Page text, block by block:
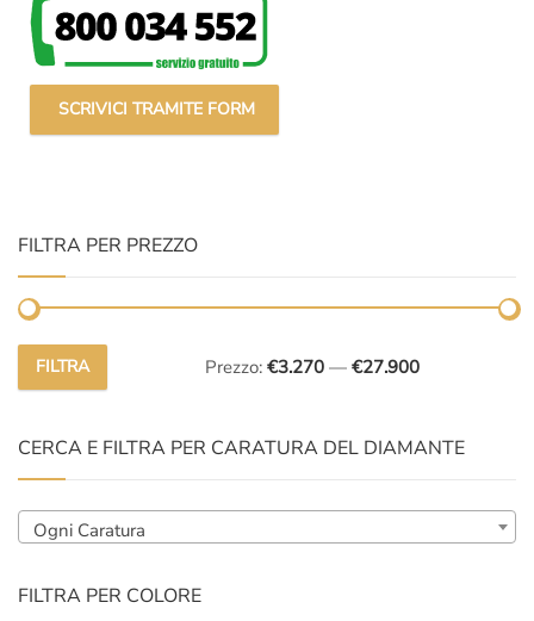
SCRIVICI TRAMITE FORM
FILTRA PER PREZZO
Prezzo
Prezzo
FILTRA Prezzo: €3.270— €27.900
CERCA E FILTRA PER CARATURA DEL DIAMANTE
Ogni Caratura
FILTRA PER COLORE